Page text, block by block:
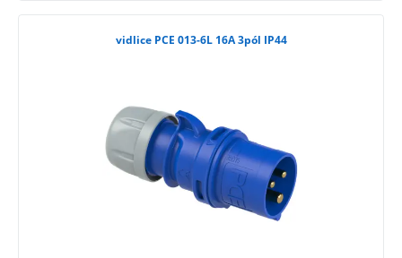
vidlice PCE 013-6L 16A 3pól IP44